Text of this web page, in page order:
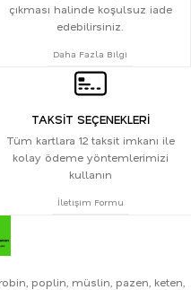
çıkması halinde koşulsuz iade
edebilirsiniz.
Daha Fazla Bilgi
TAKSİT SEÇENEKLERİ
Tüm kartlara 12 taksit imkanı ile
kolay ödeme yöntemlerimizi
kullanın
İletişim Formu
poplin, müslin, pazen, keten,